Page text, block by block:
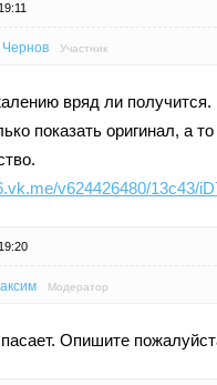
Чернов Участник
вряд ли
показать оригинал, а
v624426480/13c43/
Модератор
Опишите